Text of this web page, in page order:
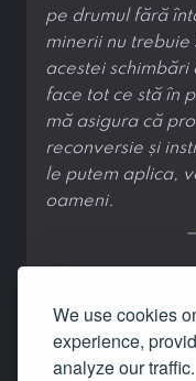
We use cookies
experience,
analyze our traffic.
pe drumul fără
minerii nu trebuie
acestei
face tot ce stă în
mă asigura că
reconversie și
le putem aplica,
oameni.